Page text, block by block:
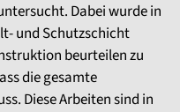
Dabei wurde in
und Schutzschicht
beurteilen zu
die gesamte
Diese Arbeiten sind in